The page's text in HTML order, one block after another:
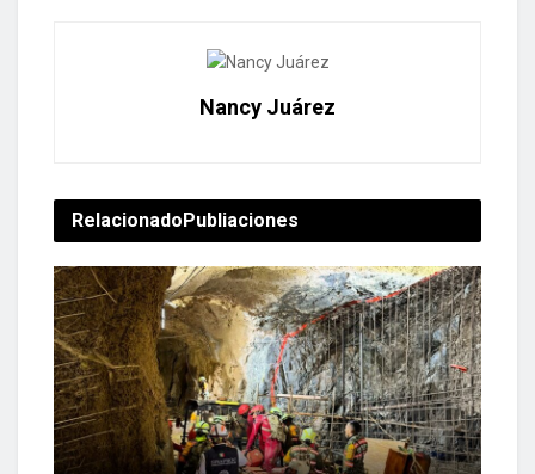
Nancy Juárez
RelacionadoPubliaciones